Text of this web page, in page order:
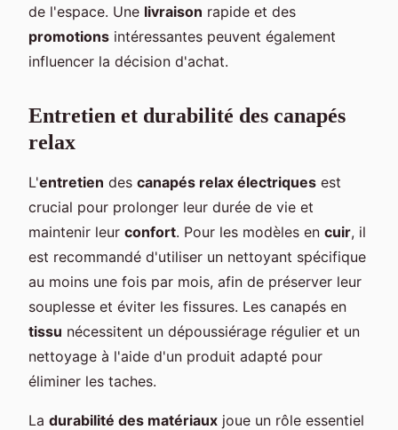
de l'espace. Une livraison rapide et des
promotions intéressantes peuvent également
influencer la décision d'achat.
Entretien et durabilité des canapés
relax
L'entretien des canapés relax électriques est
crucial pour prolonger leur durée de vie et
maintenir leur confort. Pour les modèles en cuir, il
est recommandé d'utiliser un nettoyant spécifique
au moins une fois par mois, afin de préserver leur
souplesse et éviter les fissures. Les canapés en
tissu nécessitent un dépoussiérage régulier et un
nettoyage à l'aide d'un produit adapté pour
éliminer les taches.
La durabilité des matériaux joue un rôle essentiel